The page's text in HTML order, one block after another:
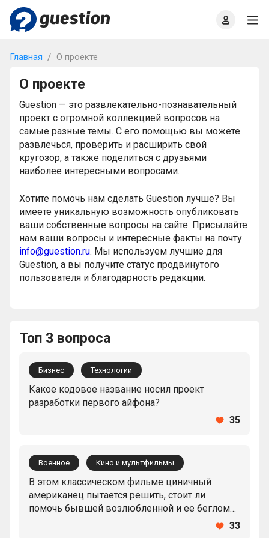
Главная О проекте
О проекте
Guestion — это развлекательно-познавательный
проект с огромной коллекцией вопросов на
самые разные темы. С его помощью вы можете
развлечься, проверить и расширить свой
кругозор, а также поделиться с друзьями
наиболее интересными вопросами.
Хотите помочь нам сделать Guestion лучше? Вы
имеете уникальную возможность опубликовать
ваши собственные вопросы на сайте. Присылайте
нам ваши вопросы и интересные факты на почту
info@guestion.ru. Мы используем лучшие для
Guestion, а вы получите статус продвинутого
пользователя и благодарность редакции.
Топ 3 вопроса
Бизнес Технологии
Какое кодовое название носил проект
разработки первого айфона?
35
Военное Кино и мультфильмы
В этом классическом фильме циничный
американец пытается решить, стоит ли
помочь бывшей возлюбленной и ее беглому
мужу скрыться от нацистов во французском33